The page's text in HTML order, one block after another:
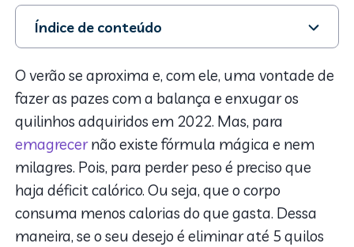
Índice de conteúdo
1. Dieta para perder até 5 quilos em um mês
2. O que comer para emagrecer 5 quilos em um mês
4. Cardápio da dieta para emagrecer 5 quilos em um
mês
O verão se aproxima e, com ele, uma vontade de
fazer as pazes com a balança e enxugar os
quilinhos adquiridos em 2022. Mas, para
emagrecernão existe fórmula mágica e nem
milagres. Pois, para perder peso é preciso que
haja déficit calórico. Ou seja, que o corpo
consuma menos calorias do que gasta. Dessa
maneira, se o seu desejo é eliminar até 5 quilos